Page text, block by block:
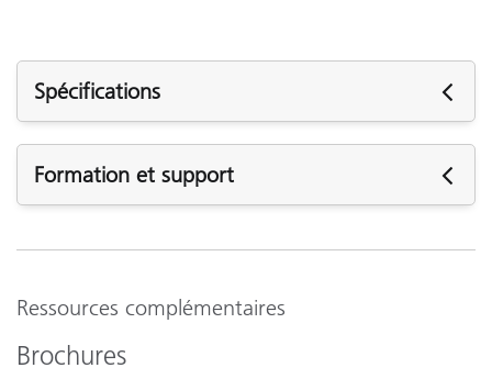
Spécifications
Spécifications
• Black Magic DaVinci Resolve for
• 3DLUT Creator
Espace disque
disponible
Formation et support
Formation
eLearning:
La théorie de la couleur : comprendre les nombres de la
Ressources complémentaires
Brochures